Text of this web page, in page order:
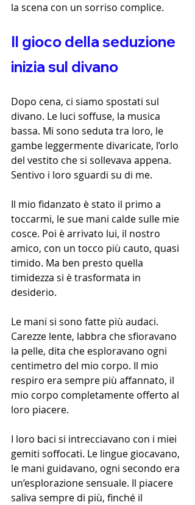
la scena con un sorriso complice.
Il gioco della seduzione
inizia sul divano
Dopo cena, ci siamo spostati sul
divano. Le luci soffuse, la musica
bassa. Mi sono seduta tra loro, le
gambe leggermente divaricate, l’orlo
del vestito che si sollevava appena.
Sentivo i loro sguardi su di me.
Il mio fidanzato è stato il primo a
toccarmi, le sue mani calde sulle mie
cosce. Poi è arrivato lui, il nostro
amico, con un tocco più cauto, quasi
timido. Ma ben presto quella
timidezza si è trasformata in
desiderio.
Le mani si sono fatte più audaci.
Carezze lente, labbra che sfioravano
la pelle, dita che esploravano ogni
centimetro del mio corpo. Il mio
respiro era sempre più affannato, il
mio corpo completamente offerto al
loro piacere.
I loro baci si intrecciavano con i miei
gemiti soffocati. Le lingue giocavano,
le mani guidavano, ogni secondo era
un’esplorazione sensuale. Il piacere
saliva sempre di più, finché il